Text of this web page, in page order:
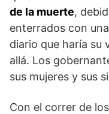
de la muerte,
enterrados con
diario que haría su
allá. Los
sus mujeres y sus
Con el correr de